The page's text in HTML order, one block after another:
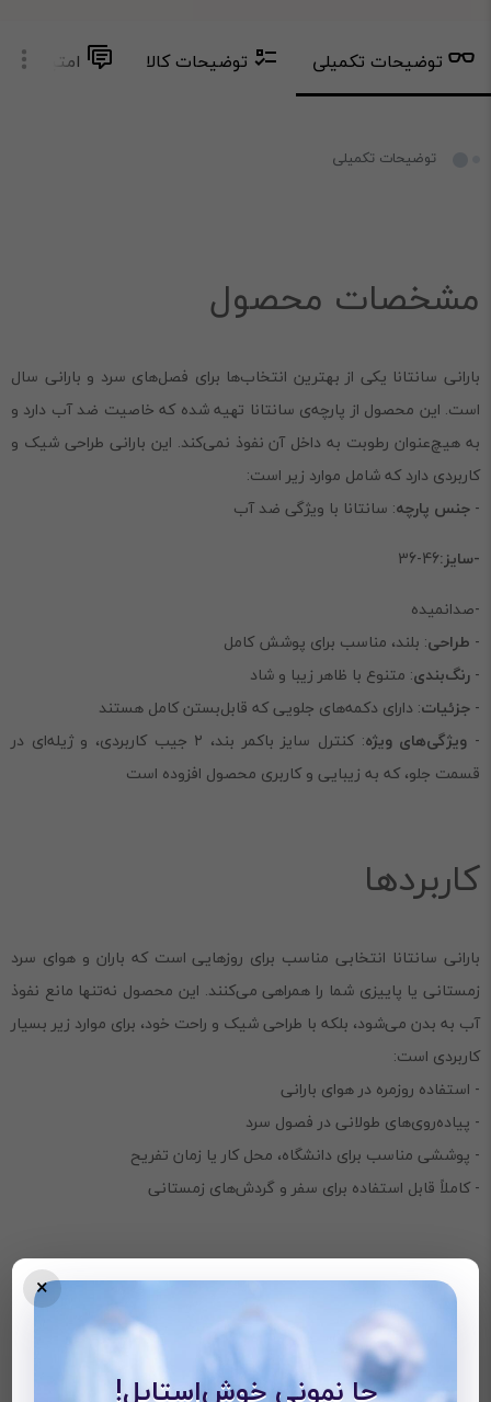
توضیحات تکمیلی توضیحات کالا امتیاز و
توضیحات تکمیلی
مشخصات محصول
بارانی سانتانا یکی از بهترین انتخاب‌ها برای فصل‌های سرد و بارانی سال
است. این محصول از پارچه‌ی سانتانا تهیه شده که خاصیت ضد آب دارد و
به هیچ‌عنوان رطوبت به داخل آن نفوذ نمی‌کند. این بارانی طراحی شیک و
کاربردی دارد که شامل موارد زیر است:
- جنس پارچه: سانتانا با ویژگی ضد آب
-سایز:46-36
-صدانمیده
- طراحی: بلند، مناسب برای پوشش کامل
- رنگ‌بندی: متنوع با ظاهر زیبا و شاد
- جزئیات: دارای دکمه‌های جلویی که قابل‌بستن کامل هستند
- ویژگی‌های ویژه
: کنترل سایز باکمر بند، ۲ جیب کاربردی، و ژیله‌ای در
قسمت جلو، که به زیبایی و کاربری محصول افزوده است
کاربردها
بارانی سانتانا انتخابی مناسب برای روزهایی است که باران و هوای سرد
زمستانی یا پاییزی شما را همراهی می‌کنند. این محصول نه‌تنها مانع نفوذ
آب به بدن می‌شود، بلکه با طراحی شیک و راحت خود، برای موارد زیر بسیار
کاربردی است:
- استفاده روزمره در هوای بارانی
- پیاده‌روی‌های طولانی در فصول سرد
- پوششی مناسب برای دانشگاه، محل کار یا زمان تفریح
- کاملاً قابل استفاده برای سفر و گردش‌های زمستانی
نکات مهم برای خرید
×
جا نمونی خوش‌استایل!